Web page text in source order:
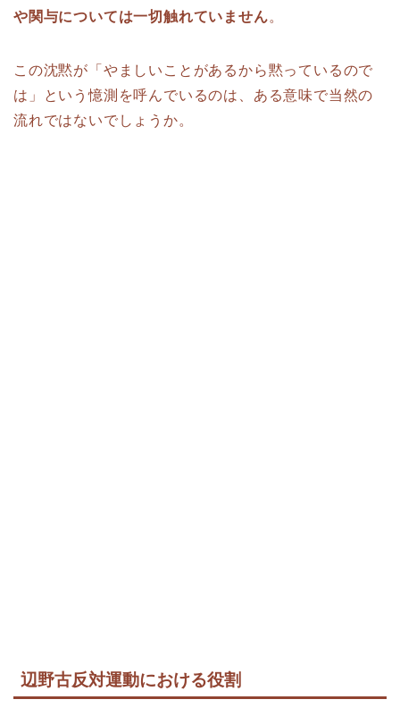
や関与については一切触れていません。
この沈黙が「やましいことがあるから黙っているので
は」という憶測を呼んでいるのは、ある意味で当然の
流れではないでしょうか。
辺野古反対運動における役割